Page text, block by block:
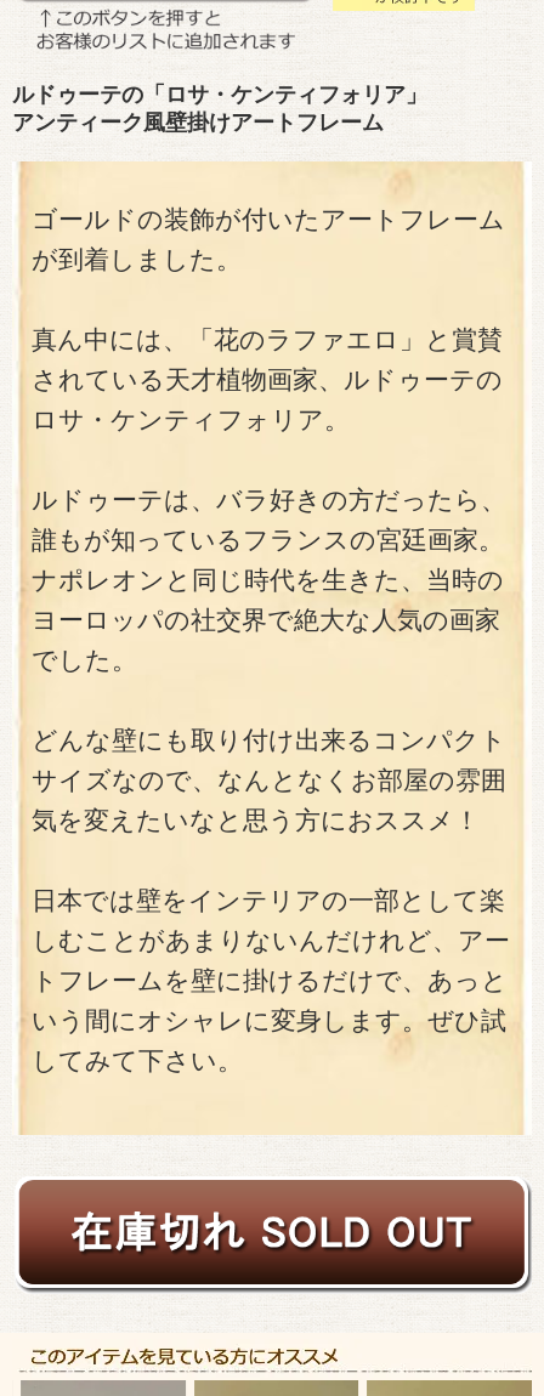
ルドゥーテの「ロサ・ケンティフォリア」
アンティーク風壁掛けアートフレーム
ゴールドの装飾が付いたアートフレーム
が到着しました。
真ん中には、「花のラファエロ」と賞賛
されている天才植物画家、ルドゥーテの
ロサ・ケンティフォリア。
ルドゥーテは、バラ好きの方だったら、
誰もが知っているフランスの宮廷画家。
ナポレオンと同じ時代を生きた、当時の
ヨーロッパの社交界で絶大な人気の画家
でした。
どんな壁にも取り付け出来るコンパクト
サイズなので、なんとなくお部屋の雰囲
気を変えたいなと思う方におススメ！
日本では壁をインテリアの一部として楽
しむことがあまりないんだけれど、アー
トフレームを壁に掛けるだけで、あっと
いう間にオシャレに変身します。ぜひ試
してみて下さい。